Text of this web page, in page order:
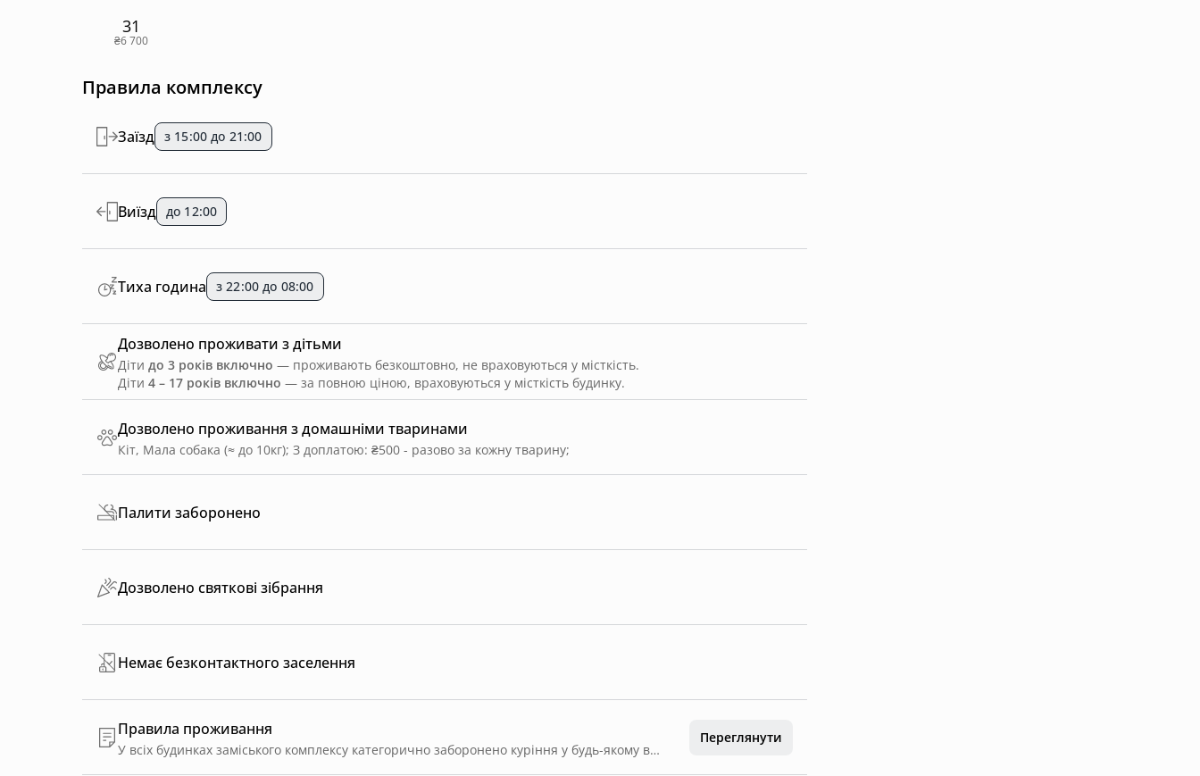
31
₴6 700
Правила комплексу
Дозволено проживання з домашніми тваринами
Кіт, Мала собака (≈ до 10кг); З доплатою: ₴500 - разово за кожну тварину;
Заїзд з 15:00 до 21:00
Виїзд до 12:00
Дозволено проживати з дітьми
Діти до 3 років включно — проживають безкоштовно, не враховуються у місткість.
Діти 4 – 17 років включно — за повною ціною, враховуються у місткість будинку.
Тиха година з 22:00 до 08:00
Палити заборонено
Дозволено святкові зібрання
Немає безконтактного заселення
Правила проживання
У всіх будинках заміського комплексу категорично заборонено куріння у будь-якому вигляді, зокрема: • цигарок; • самокруток; • кальянів; • електронних сигарет, вейпів та інших електронних пристроїв для куріння або нагрівання тютюну. У разі порушення цього правила гість несе відповідальність за завдану шкоду, включно з необхідністю професійного прибирання, усунення запахів та можливих пошкоджень майна, з обов’язковою компенсацією витрат. Адміністрація комплексу залишає за собою право обмежити подальше перебування гостей у разі порушення цього правила. Штраф за паління у будинку – 10 000 грн.
Переглянути